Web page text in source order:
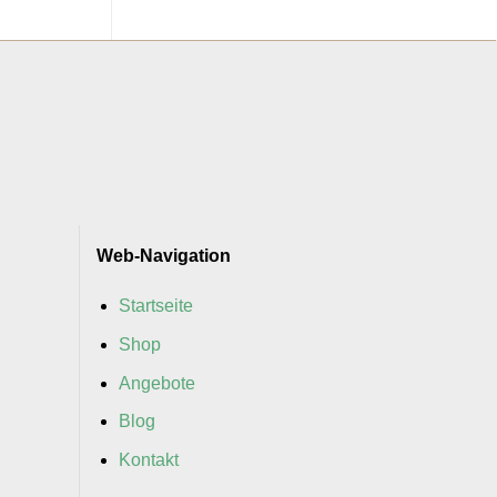
Web-Navigation
Startseite
Shop
Angebote
Blog
Kontakt